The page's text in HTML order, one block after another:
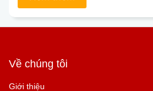
Về chúng tôi
Giới thiệu